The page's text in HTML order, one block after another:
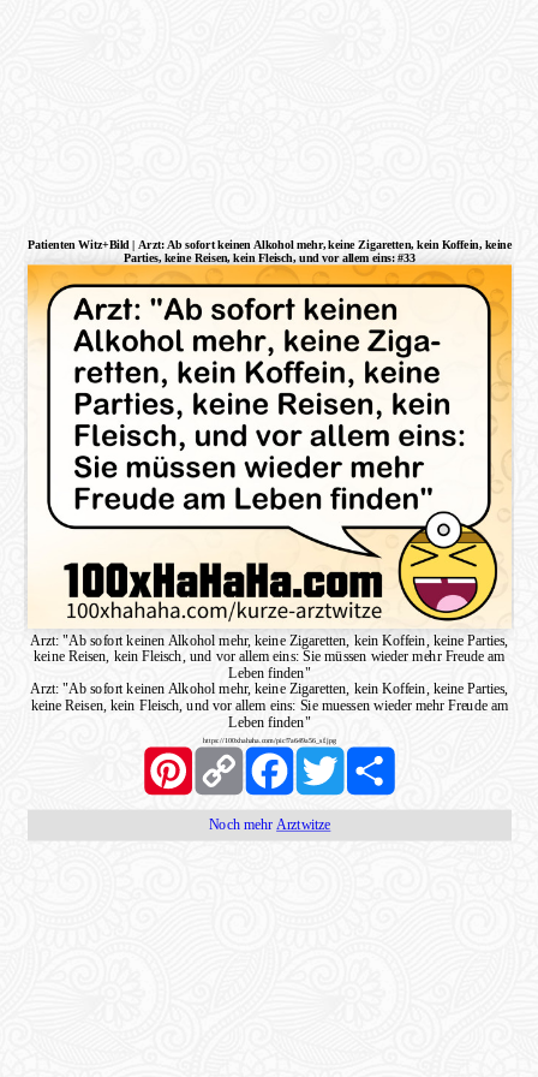
Patienten Witz+Bild | Arzt: Ab sofort keinen Alkohol mehr, keine Zigaretten, kein Koffein, keine
Parties, keine Reisen, kein Fleisch, und vor allem eins: #33
Arzt: "Ab sofort keinen Alkohol mehr, keine Zigaretten, kein Koffein, keine Parties,
keine Reisen, kein Fleisch, und vor allem eins: Sie müssen wieder mehr Freude am
Leben finden"
Arzt: "Ab sofort keinen Alkohol mehr, keine Zigaretten, kein Koffein, keine Parties,
keine Reisen, kein Fleisch, und vor allem eins: Sie muessen wieder mehr Freude am
Leben finden"
https://100xhahaha.com/pic!7a649a56_sf.jpg
PinterestCopy
Link
FacebookTwitter Share
Noch mehr Arztwitze